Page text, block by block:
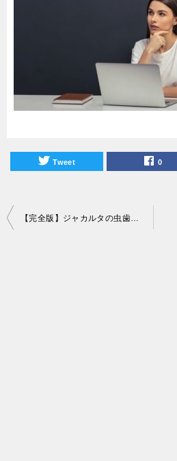
Tweet 0
投
【完全版】ジャカルタの虫歯治療におすすめの歯医者まとめ！